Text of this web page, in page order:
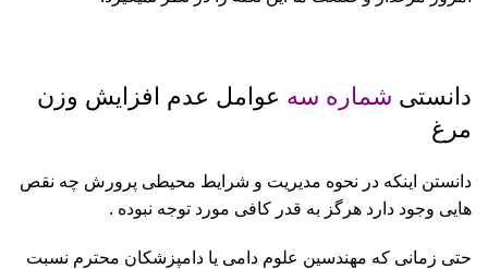
دانستی شماره سه عوامل عدم افزایش وزن
مرغ
دانستن اینکه در نحوه مدیریت و شرایط محیطی پرورش چه نقص
هایی وجود دارد هرگز به قدر کافی مورد توجه نبوده .
حتی زمانی که مهندسین علوم دامی یا دامپزشکان محترم نسبت